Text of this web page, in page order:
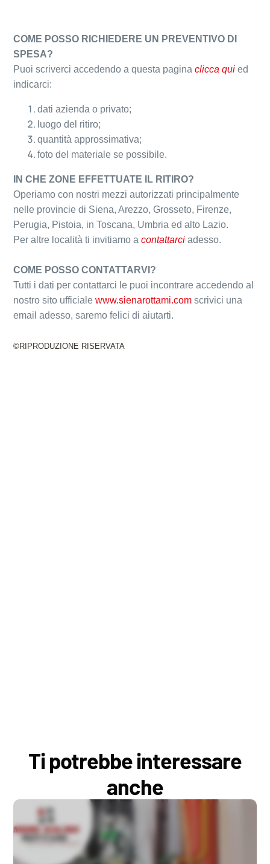
COME POSSO RICHIEDERE UN PREVENTIVO DI
SPESA?
Puoi scriverci accedendo a questa paginaclicca qui ed
indicarci:
dati azienda o privato;
luogo del ritiro;
quantità approssimativa;
foto del materiale se possibile.
IN CHE ZONE EFFETTUATE IL RITIRO?
Operiamo con nostri mezzi autorizzati principalmente
nelle provincie di Siena, Arezzo, Grosseto, Firenze,
Perugia, Pistoia, in Toscana, Umbria ed alto Lazio.
Per altre località ti invitiamo acontattarci adesso.
COME POSSO CONTATTARVI?
Tutti i dati per contattarci le puoi incontrare accedendo al
nostro sito ufficialewww.sienarottami.com scrivici una
email adesso, saremo felici di aiutarti.
©RIPRODUZIONE RISERVATA
Ti potrebbe interessare
anche